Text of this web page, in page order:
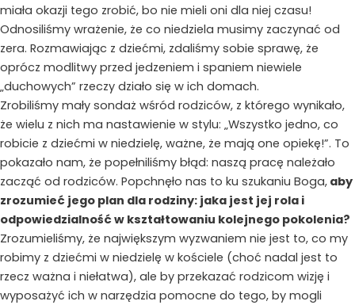
miała okazji tego zrobić, bo nie mieli oni dla niej czasu!
Odnosiliśmy wrażenie, że co niedziela musimy zaczynać od
zera. Rozmawiając z dziećmi, zdaliśmy sobie sprawę, że
oprócz modlitwy przed jedzeniem i spaniem niewiele
„duchowych” rzeczy działo się w ich domach.
Zrobiliśmy mały sondaż wśród rodziców, z którego wynikało,
że wielu z nich ma nastawienie w stylu: „Wszystko jedno, co
robicie z dziećmi w niedzielę, ważne, że mają one opiekę!”. To
pokazało nam, że popełniliśmy błąd: naszą pracę należało
zacząć od rodziców. Popchnęło nas to ku szukaniu Boga, aby
zrozumieć jego plan dla rodziny: jaka jest jej rola i
odpowiedzialność w kształtowaniu kolejnego pokolenia?
Zrozumieliśmy, że największym wyzwaniem nie jest to, co my
robimy z dziećmi w niedzielę w kościele (choć nadal jest to
rzecz ważna i niełatwa), ale by przekazać rodzicom wizję i
wyposażyć ich w narzędzia pomocne do tego, by mogli